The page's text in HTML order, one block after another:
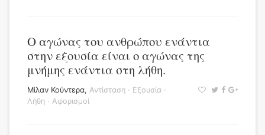
Ο αγώνας του ανθρώπου ενάντια
στην εξουσία είναι ο αγώνας της
μνήμης ενάντια στη λήθη.
Μίλαν Κούντερα, Αντίσταση · Εξουσία ·
Λήθη · Αφορισμοί